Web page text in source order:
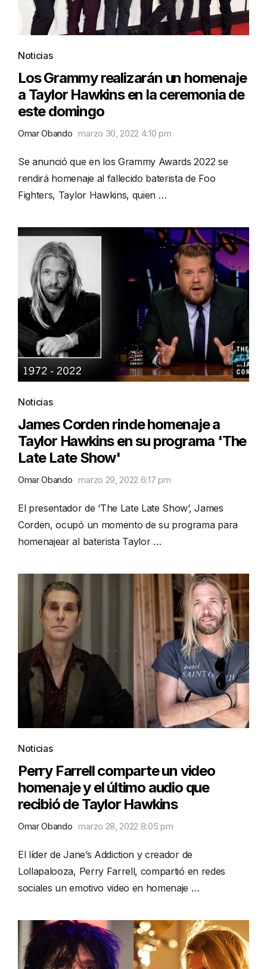
Noticias
Los Grammy realizarán un homenaje
a Taylor Hawkins en la ceremonia de
este domingo
Omar Obando marzo 30, 2022 4:10 pm
Se anunció que en los Grammy Awards 2022 se
rendirá homenaje al fallecido baterista de Foo
Fighters, Taylor Hawkins, quien …
Noticias
James Corden rinde homenaje a
Taylor Hawkins en su programa 'The
Late Late Show'
Omar Obando marzo 29, 2022 6:17 pm
El presentador de ‘The Late Late Show’, James
Corden, ocupó un momento de su programa para
homenajear al baterista Taylor …
Noticias
Perry Farrell comparte un video
homenaje y el último audio que
recibió de Taylor Hawkins
Omar Obando marzo 28, 2022 8:05 pm
El líder de Jane’s Addiction y creador de
Lollapalooza, Perry Farrell, compartió en redes
sociales un emotivo video en homenaje …